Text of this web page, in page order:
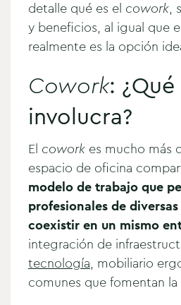
detalle qué es el cowork,
y beneficios, al igual que
realmente es la opción
Cowork:
involucra?
El cowork es mucho más
espacio de oficina
modelo de trabajo que
profesionales de
coexistir en un mismo
integración de
tecnología, mobiliario
comunes que fomentan